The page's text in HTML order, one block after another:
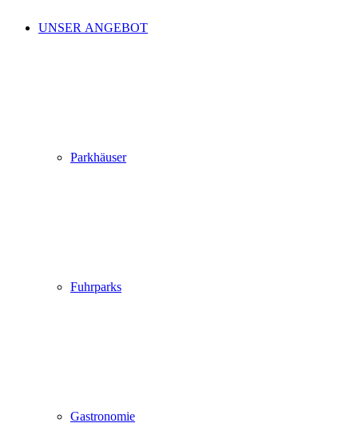
UNSER ANGEBOT
Parkhäuser
Fuhrparks
Gastronomie